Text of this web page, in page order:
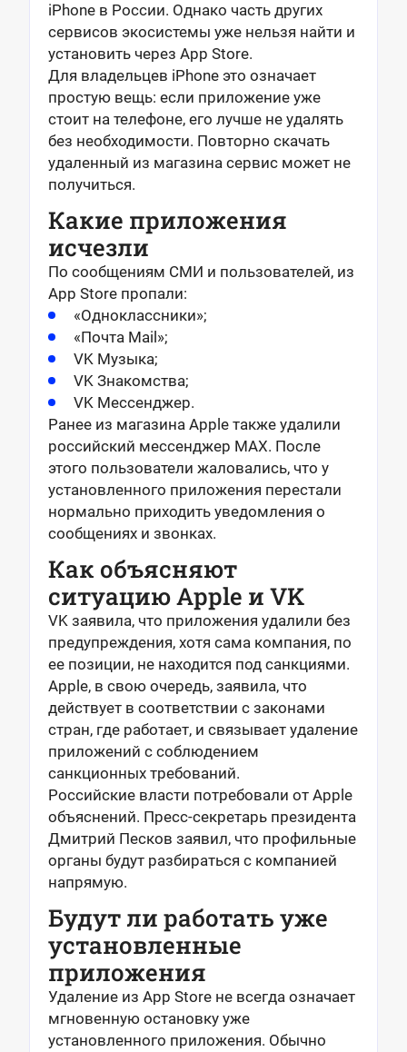
iPhone в России. Однако часть других
сервисов экосистемы уже нельзя найти и
установить через App Store.
Для владельцев iPhone это означает
простую вещь: если приложение уже
стоит на телефоне, его лучше не удалять
без необходимости. Повторно скачать
удаленный из магазина сервис может не
получиться.
Какие приложения
исчезли
По сообщениям СМИ и пользователей, из
App Store пропали:
«Одноклассники»;
«Почта Mail»;
VK Музыка;
VK Знакомства;
VK Мессенджер.
Ранее из магазина Apple также удалили
российский мессенджер MAX. После
этого пользователи жаловались, что у
установленного приложения перестали
нормально приходить уведомления о
сообщениях и звонках.
Как объясняют
ситуацию Apple и VK
VK заявила, что приложения удалили без
предупреждения, хотя сама компания, по
ее позиции, не находится под санкциями.
Apple, в свою очередь, заявила, что
действует в соответствии с законами
стран, где работает, и связывает удаление
приложений с соблюдением
санкционных требований.
Российские власти потребовали от Apple
объяснений. Пресс-секретарь президента
Дмитрий Песков заявил, что профильные
органы будут разбираться с компанией
напрямую.
Будут ли работать уже
установленные
приложения
Удаление из App Store не всегда означает
мгновенную остановку уже
установленного приложения. Обычно